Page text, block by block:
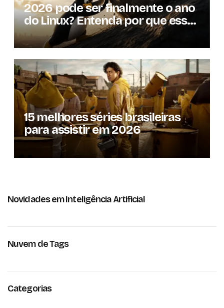
2026 pode ser finalmente o ano
do Linux? Entenda por que essa
previsão voltou à tona
15 melhores séries brasileiras
para assistir em 2026
Novidades em Inteligência Artificial
Nuvem de Tags
Categorias